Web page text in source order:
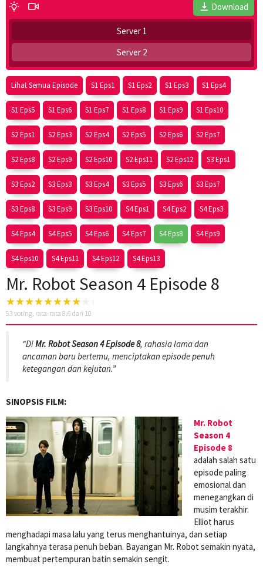
Download
Server 1
Server 2
Lihat Semua Episode S1 Eps1 S1 Eps2 S1 Eps3 S1 Eps4
S1 Eps5 S1 Eps6 S1 Eps7 S1 Eps8 S1 Eps9 S1 Eps10
S2 Eps1 S2 Eps3 S2 Eps4 S2 Eps5 S2 Eps6 S2 Eps7
S2 Eps8 S2 Eps9 S2 Eps10 S2 Eps11 S2 Eps12 S3 Eps1
S3 Eps2 S3 Eps3 S3 Eps4 S3 Eps5 S3 Eps6 S3 Eps7
S3 Eps8 S3 Eps9 S3 Eps10 S4 Eps1 S4 Eps2 S4 Eps3
S4 Eps4 S4 Eps5 S4 Eps6 S4 Eps7 S4 Eps8 S4 Eps9
S4 Eps10 S4 Eps11 S4 Eps12 S4 Eps13
Mr. Robot Season 4 Episode 8
53 voting, rata-rata 8.6 dari 10
“DiMr. Robot Season 4 Episode 8, rahasia lama dan
ancaman baru bertemu, menciptakan episode penuh
ketegangan dan kejutan.”
SINOPSIS FILM:
Mr. Robot
Season 4
Episode 8
adalah salah satu
episode paling
emosional dan
menegangkan di
musim terakhir.
Elliot harus
menghadapi masa lalu yang terus menghantuinya, dan setiap
langkahnya terasa penuh beban. Bayangan Mr. Robot semakin nyata,
membuat pertempuran batin semakin sengit.